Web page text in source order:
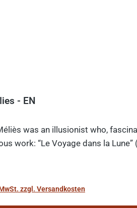
- EN
was an illusionist who,
work: “Le Voyage dans la Lune”
zzgl. Versandkosten